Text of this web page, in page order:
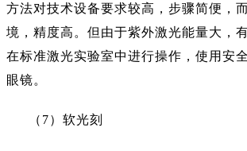
方法对技术设备要求较高，步骤简便，
境，精度高。但由于紫外激光能量大，
在标准激光实验室中进行操作，使用安
眼镜。
（ 7）软光刻